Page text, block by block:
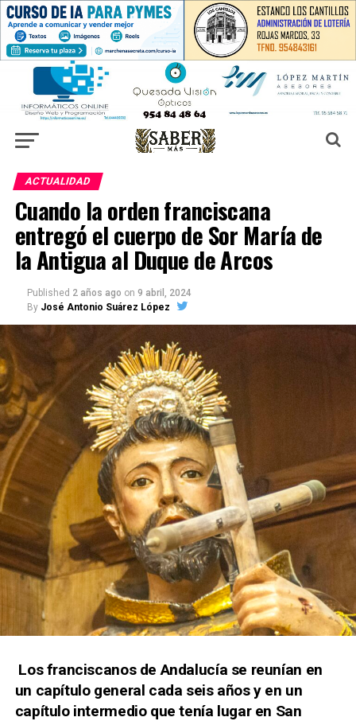
ACTUALIDAD
Cuando la orden franciscana
entregó el cuerpo de Sor María de
la Antigua al Duque de Arcos
Published 2 años ago on 9 abril, 2024
By José Antonio Suárez López
Los franciscanos de Andalucía se reunían en
un capítulo general cada seis años y en un
capítulo intermedio que tenía lugar en San